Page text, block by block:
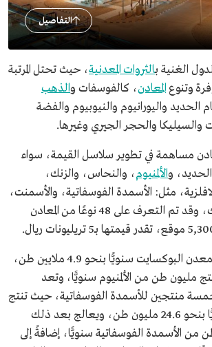
التفاصيل
الغنية بالثروات المعدنية، حيث تحتل المرتبة
المعادن، كالفوسفات والذهب
واليورانيوم والنيوبيوم والفضة
والسيليكا والحجر الجيري وغيرها.
مساهمة في تطوير سلاسل القيمة، سواء
والألمنيوم، والنحاس، والزنك،
مثل: الأسمدة الفوسفاتية، والأسمنت،
والزجاج، والسيراميك، وقد تم التعرف على 48 نوعًا من المعادن
كما تنتج السعودية معدن البوكسايت سنويًّا بنحو 4.9 ملايين طن،
مليون طن من الألمنيوم سنويًّا، وتعد
منتجين للأسمدة الفوسفاتية، حيث تنتج
خام الفوسفات سنويًّا بنحو 24.6 مليون طن، ويعالج بعد ذلك
ملايين طن من الأسمدة الفوسفاتية سنويًّا، إضافةً إلى